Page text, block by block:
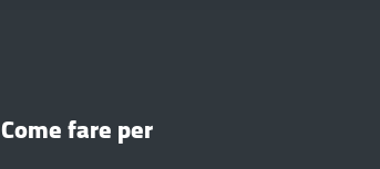
Come fare per